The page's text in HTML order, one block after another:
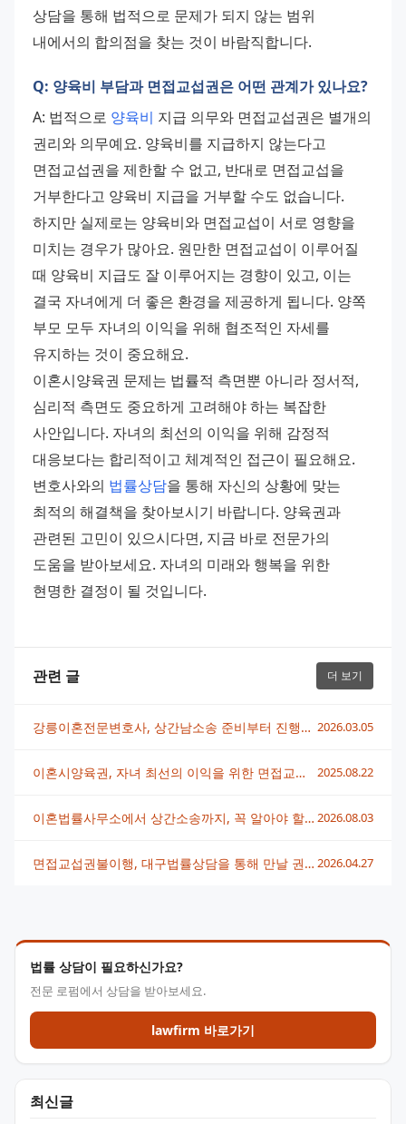
법률 상담이 필요하신가요?
전문 로펌에서 상담을 받아보세요.
lawfirm 바로가기
최신글
상담을 통해 법적으로 문제가 되지 않는 범위
내에서의 합의점을 찾는 것이 바람직합니다.
Q: 양육비 부담과 면접교섭권은 어떤 관계가 있나요?
A: 법적으로 양육비 지급 의무와 면접교섭권은 별개의
권리와 의무예요. 양육비를 지급하지 않는다고
면접교섭권을 제한할 수 없고, 반대로 면접교섭을
거부한다고 양육비 지급을 거부할 수도 없습니다.
하지만 실제로는 양육비와 면접교섭이 서로 영향을
미치는 경우가 많아요. 원만한 면접교섭이 이루어질
때 양육비 지급도 잘 이루어지는 경향이 있고, 이는
결국 자녀에게 더 좋은 환경을 제공하게 됩니다. 양쪽
부모 모두 자녀의 이익을 위해 협조적인 자세를
유지하는 것이 중요해요.
이혼시양육권 문제는 법률적 측면뿐 아니라 정서적,
심리적 측면도 중요하게 고려해야 하는 복잡한
사안입니다. 자녀의 최선의 이익을 위해 감정적
대응보다는 합리적이고 체계적인 접근이 필요해요.
변호사와의 법률상담을 통해 자신의 상황에 맞는
최적의 해결책을 찾아보시기 바랍니다. 양육권과
관련된 고민이 있으시다면, 지금 바로 전문가의
도움을 받아보세요. 자녀의 미래와 행복을 위한
현명한 결정이 될 것입니다.
관련 글 더 보기
강릉이혼전문변호사, 상간남소송 준비부터 진행까지 완벽 안내 2026.03.05
이혼시양육권, 자녀 최선의 이익을 위한 면접교섭권 결정 방법 2025.08.22
이혼법률사무소에서 상간소송까지, 꼭 알아야 할 대응 전략 2026.08.03
면접교섭권불이행, 대구법률상담을 통해 만날 권리 지키는 방법 2026.04.27